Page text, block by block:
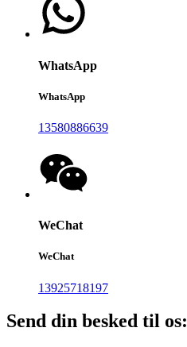
WhatsApp
WhatsApp
13580886639
WeChat
WeChat
13925718197
Send din besked til os: